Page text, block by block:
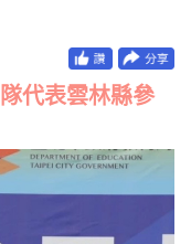
代表雲林縣參